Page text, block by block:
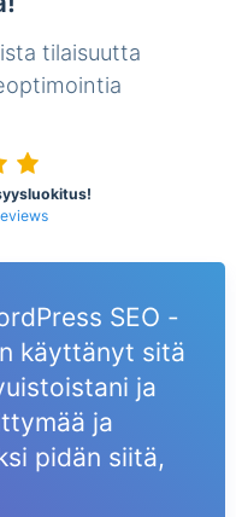
tilaisuutta
SEO -
käyttänyt sitä
ja
ja
pidän siitä,